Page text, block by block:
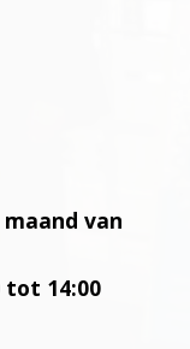
van
tot 14:00